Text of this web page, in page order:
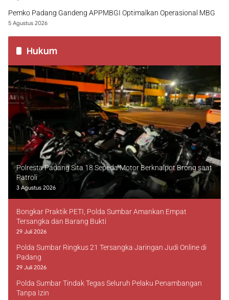
Pemko Padang Gandeng APPMBGI Optimalkan Operasional MBG
5 Agustus 2026
Hukum
Polresta Padang Sita 18 Sepeda Motor Berknalpot Brong saat
Patroli
3 Agustus 2026
Bongkar Praktik PETI, Polda Sumbar Amankan Empat
Tersangka dan Barang Bukti
29 Juli 2026
Polda Sumbar Ringkus 21 Tersangka Jaringan Judi Online di
Padang
29 Juli 2026
Polda Sumbar Tindak Tegas Seluruh Pelaku Penambangan
Tanpa Izin